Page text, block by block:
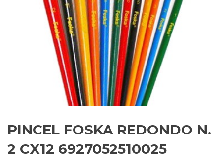
PINCEL FOSKA REDONDO N.
2 CX12 6927052510025